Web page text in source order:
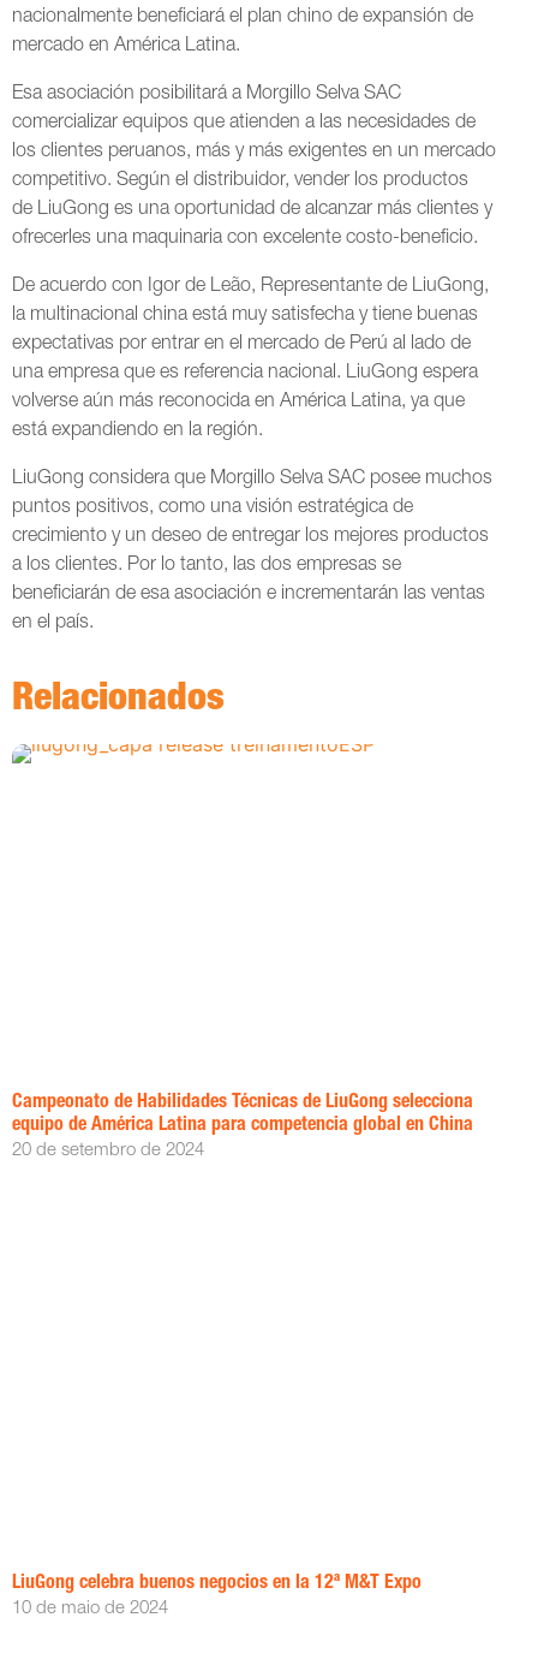
nacionalmente beneficiará el plan chino de expansión de
mercado en América Latina.
Esa asociación posibilitará a Morgillo Selva SAC
comercializar equipos que atienden a las necesidades de
los clientes peruanos, más y más exigentes en un mercado
competitivo. Según el distribuidor, vender los productos
de LiuGong es una oportunidad de alcanzar más clientes y
ofrecerles una maquinaria con excelente costo-beneficio.
De acuerdo con Igor de Leão, Representante de LiuGong,
la multinacional china está muy satisfecha y tiene buenas
expectativas por entrar en el mercado de Perú al lado de
una empresa que es referencia nacional. LiuGong espera
volverse aún más reconocida en América Latina, ya que
está expandiendo en la región.
LiuGong considera que Morgillo Selva SAC posee muchos
puntos positivos, como una visión estratégica de
crecimiento y un deseo de entregar los mejores productos
a los clientes. Por lo tanto, las dos empresas se
beneficiarán de esa asociación e incrementarán las ventas
en el país.
Relacionados
Campeonato de Habilidades Técnicas de LiuGong selecciona
equipo de América Latina para competencia global en China
20 de setembro de 2024
LiuGong celebra buenos negocios en la 12ª M&T Expo
10 de maio de 2024